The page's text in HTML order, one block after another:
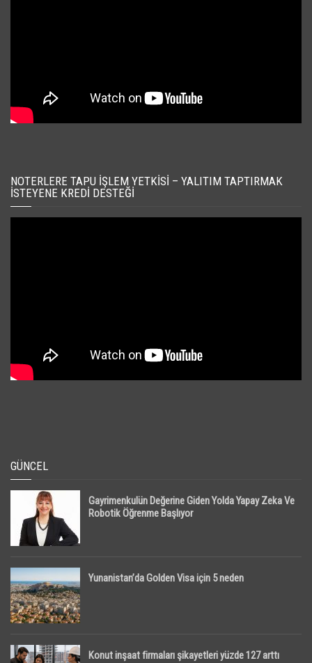
NOTERLERE TAPU İŞLEM YETKISI – YALITIM TAPTIRMAK
İSTEYENE KREDI DESTEĞI
GÜNCEL
Gayrimenkulün Değerine Giden Yolda Yapay Zeka Ve
Robotik Öğrenme Başlıyor
Yunanistan’da Golden Visa için 5 neden
Konut inşaat firmaları şikayetleri yüzde 127 arttı